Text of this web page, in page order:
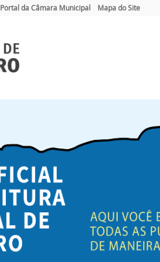
Portal da Câmara Municipal Mapa do Site